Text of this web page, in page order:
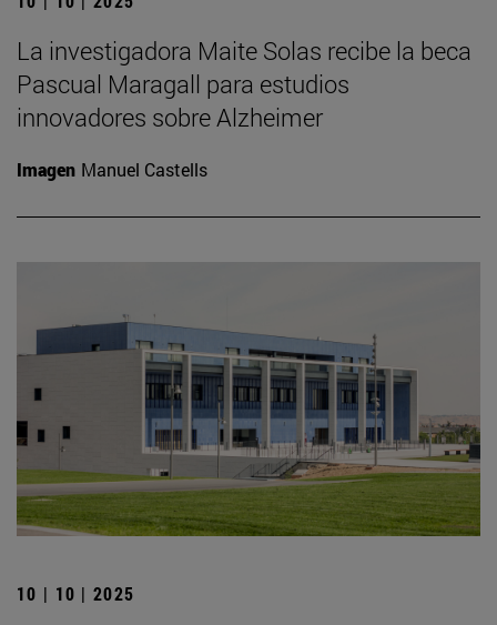
La investigadora Maite Solas recibe la beca
Pascual Maragall para estudios
innovadores sobre Alzheimer
Imagen Manuel Castells
10 | 10 | 2025